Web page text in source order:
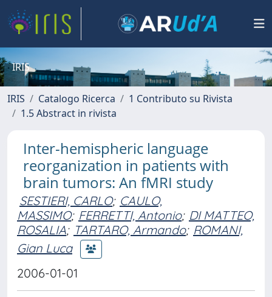
IRIS
IRIS Catalogo Ricerca
1 Contributo su Rivista
1.5 Abstract in rivista
Inter-hemispheric language
reorganization in patients with
brain tumors: An fMRI study
SESTIERI, CARLO; CAULO,
MASSIMO; FERRETTI, Antonio; DI MATTEO,
ROSALIA; TARTARO, Armando; ROMANI,
Gian Luca
2006-01-01